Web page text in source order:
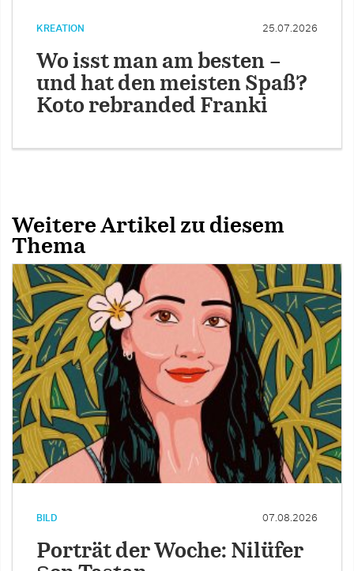
KREATION 25.07.2026
Wo isst man am besten –
und hat den meisten Spaß?
Koto rebranded Franki
Weitere Artikel zu diesem
Thema
BILD 07.08.2026
Porträt der Woche: Nilüfer